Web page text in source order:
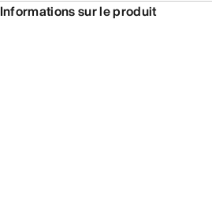
Informations sur le produit